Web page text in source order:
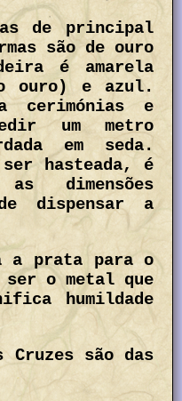
de principal
são de ouro
é amarela
ouro) e azul.
cerimónias e
um metro
em seda.
ser hasteada, é
dimensões
dispensar a
a prata para o
ser o metal que
humildade
Cruzes são das